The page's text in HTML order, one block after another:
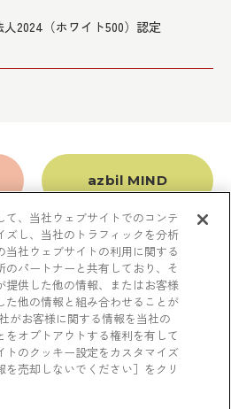
2024（ホワイト500）認定
azbil MIND
納入事例
豆知識
て、当社ウェブサイトでのコンテ
ズし、当社のトラフィックを分析
当社ウェブサイトの利用に関する
パートナーと共有しており、そ
提供した他の情報、またはお客様
た他の情報と組み合わせることが
がお客様に関する情報を当社の
をオプトアウトする権利を有して
トのクッキー設定をカスタマイズ
売却しないでください］をクリ